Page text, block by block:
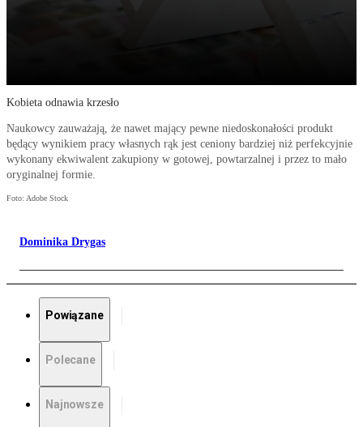
Kobieta odnawia krzesło
Naukowcy zauważają, że nawet mający pewne niedoskonałości produkt
będący wynikiem pracy własnych rąk jest ceniony bardziej niż perfekcyjnie
wykonany ekwiwalent zakupiony w gotowej, powtarzalnej i przez to mało
oryginalnej formie.
Foto: Adobe Stock
Dominika Drygas
Powiązane
Polecane
Najnowsze